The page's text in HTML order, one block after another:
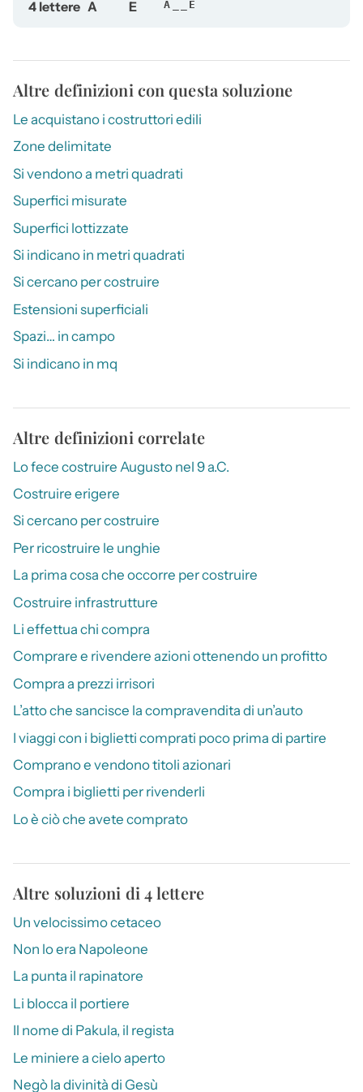
4 lettere A E A__E
Altre definizioni con questa soluzione
Le acquistano i costruttori edili
Zone delimitate
Si vendono a metri quadrati
Superfici misurate
Superfici lottizzate
Si indicano in metri quadrati
Si cercano per costruire
Estensioni superficiali
Spazi… in campo
Si indicano in mq
Altre definizioni correlate
Lo fece costruire Augusto nel 9 a.C.
Costruire erigere
Si cercano per costruire
Per ricostruire le unghie
La prima cosa che occorre per costruire
Costruire infrastrutture
Li effettua chi compra
Comprare e rivendere azioni ottenendo un profitto
Compra a prezzi irrisori
L’atto che sancisce la compravendita di un’auto
I viaggi con i biglietti comprati poco prima di partire
Comprano e vendono titoli azionari
Compra i biglietti per rivenderli
Lo è ciò che avete comprato
Altre soluzioni di 4 lettere
Un velocissimo cetaceo
Non lo era Napoleone
La punta il rapinatore
Li blocca il portiere
Il nome di Pakula, il regista
Le miniere a cielo aperto
Negò la divinità di Gesù